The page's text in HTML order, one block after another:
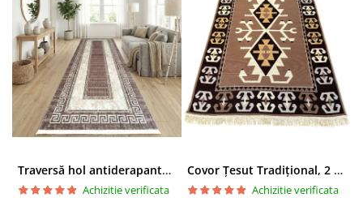
Traversă hol antiderapantă, 400 cm, model clasic geometric, bej-maro
Achizitie verificata
Covor Țesut Tradițional, 2 fețe, 80x200 cm, CTT325
Achizitie verificata